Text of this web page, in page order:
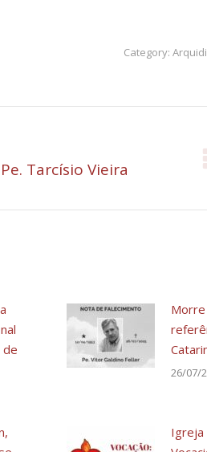
Category:
Tarcísio Vieira
de
Morre
26/07/
Igreja